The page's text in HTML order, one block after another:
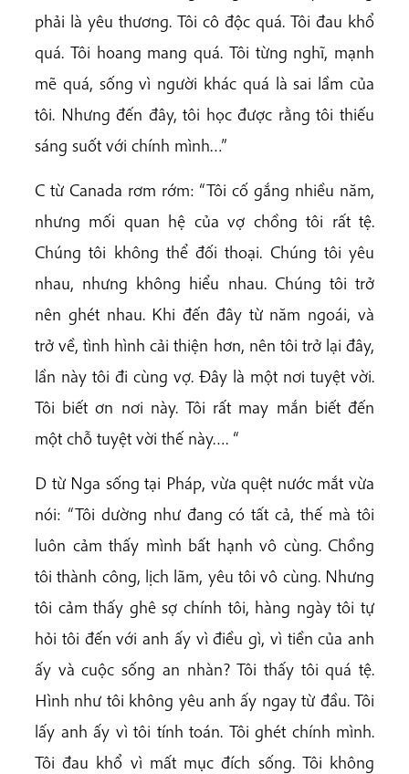
phải là yêu thương. Tôi cô độc quá. Tôi đau khổ
quá. Tôi hoang mang quá. Tôi từng nghĩ, mạnh
mẽ quá, sống vì người khác quá là sai lầm của
tôi. Nhưng đến đây, tôi học được rằng tôi thiếu
sáng suốt với chính mình…”
C từ Canada rơm rớm: “Tôi cố gắng nhiều năm,
nhưng mối quan hệ của vợ chồng tôi rất tệ.
Chúng tôi không thể đối thoại. Chúng tôi yêu
nhau, nhưng không hiểu nhau. Chúng tôi trở
nên ghét nhau. Khi đến đây từ năm ngoái, và
trở về, tình hình cải thiện hơn, nên tôi trở lại đây,
lần này tôi đi cùng vợ. Đây là một nơi tuyệt vời.
Tôi biết ơn nơi này. Tôi rất may mắn biết đến
một chỗ tuyệt vời thế này…. “
D từ Nga sống tại Pháp, vừa quệt nước mắt vừa
nói: “Tôi dường như đang có tất cả, thế mà tôi
luôn cảm thấy mình bất hạnh vô cùng. Chồng
tôi thành công, lịch lãm, yêu tôi vô cùng. Nhưng
tôi cảm thấy ghê sợ chính tôi, hàng ngày tôi tự
hỏi tôi đến với anh ấy vì điều gì, vì tiền của anh
ấy và cuộc sống an nhàn? Tôi thấy tôi quá tệ.
Hình như tôi không yêu anh ấy ngay từ đầu. Tôi
lấy anh ấy vì tôi tính toán. Tôi ghét chính mình.
Tôi đau khổ vì mất mục đích sống. Tôi không